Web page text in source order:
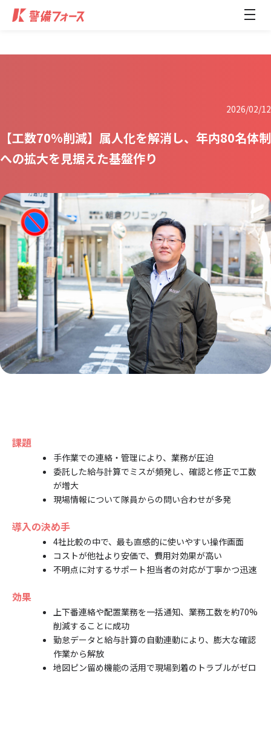
メ
閉
2026/02/12
【工数70%削減】属人化を解消し、年内80名体制
への拡大を見据えた基盤作り
課題
手作業での連絡・管理により、業務が圧迫
委託した給与計算でミスが頻発し、確認と修正で工数
が増大
現場情報について隊員からの問い合わせが多発
導入の決め手
4社比較の中で、最も直感的に使いやすい操作画面
コストが他社より安価で、費用対効果が高い
不明点に対するサポート担当者の対応が丁寧かつ迅速
効果
上下番連絡や配置業務を一括通知、業務工数を約70%
削減することに成功
勤怠データと給与計算の自動連動により、膨大な確認
作業から解放
地図ピン留め機能の活用で現場到着のトラブルがゼロ